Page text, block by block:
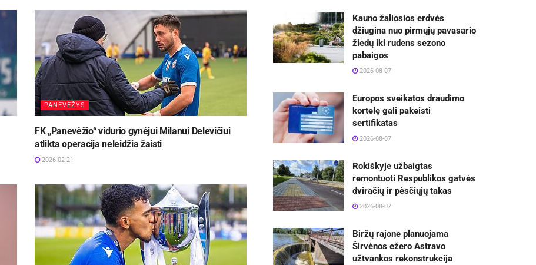
PANEVĖŽYS
FK „Panevėžio“ vidurio gynėjui Milanui Delevičiui
atlikta operacija neleidžia žaisti
2026-02-21
Kauno žaliosios erdvės
džiugina nuo pirmųjų pavasario
žiedų iki rudens sezono
pabaigos
2026-08-07
Europos sveikatos draudimo
kortelę gali pakeisti
sertifikatas
2026-08-07
Rokiškyje užbaigtas
remontuoti Respublikos gatvės
dviračių ir pėsčiųjų takas
2026-08-07
Biržų rajone planuojama
Širvėnos ežero Astravo
užtvankos rekonstrukcija